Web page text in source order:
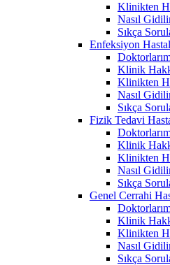
Klinikten
Nasıl
Sıkça
Enfeksiyon
Klinik
Klinikten
Nasıl
Sıkça
Fizik Tedavi
Klinik
Klinikten
Nasıl
Sıkça
Genel Cerrahi
Klinik
Klinikten
Nasıl
Sıkça